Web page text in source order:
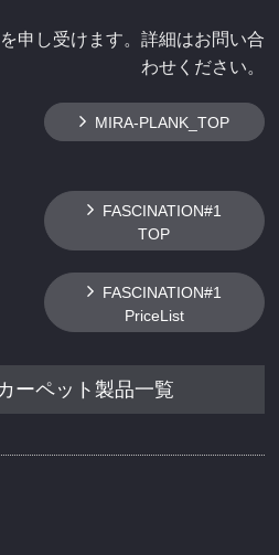
申し受けます。詳細はお問い合
わせください。
MIRA-PLANK_TOP
FASCINATION#1
TOP
FASCINATION#1
PriceList
ーペット製品一覧